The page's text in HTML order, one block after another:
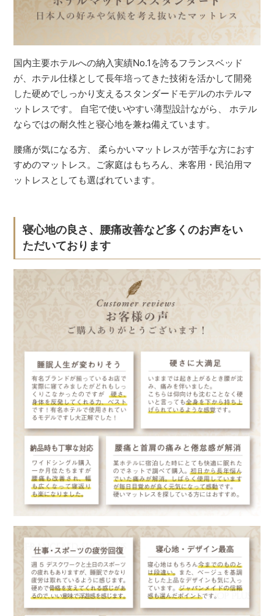
国内主要ホテルへの納入実績No.1を誇るフランスベッド
が、ホテル仕様として長年培ってきた技術を活かして開発
した硬めでしっかり支えるスタンダードモデルのホテルマ
ットレスです。 自宅で使いやすい薄型設計ながら、 ホテル
ならではの耐久性と寝心地を兼ね備えています。
腰痛が気になる方、 柔らかいマットレスが苦手な方におす
すめのマットレス。ご家庭はもちろん、来客用・民泊用マ
ットレスとしても選ばれています。
寝心地の良さ、腰痛改善など多くのお声をい
ただいております